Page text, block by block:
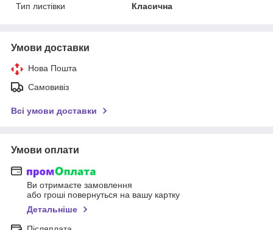
Тип листівки
Класична
Умови доставки
Нова Пошта
Самовивіз
Всі умови доставки
Умови оплати
Ви отримаєте замовлення
або гроші повернуться на вашу картку
Детальніше